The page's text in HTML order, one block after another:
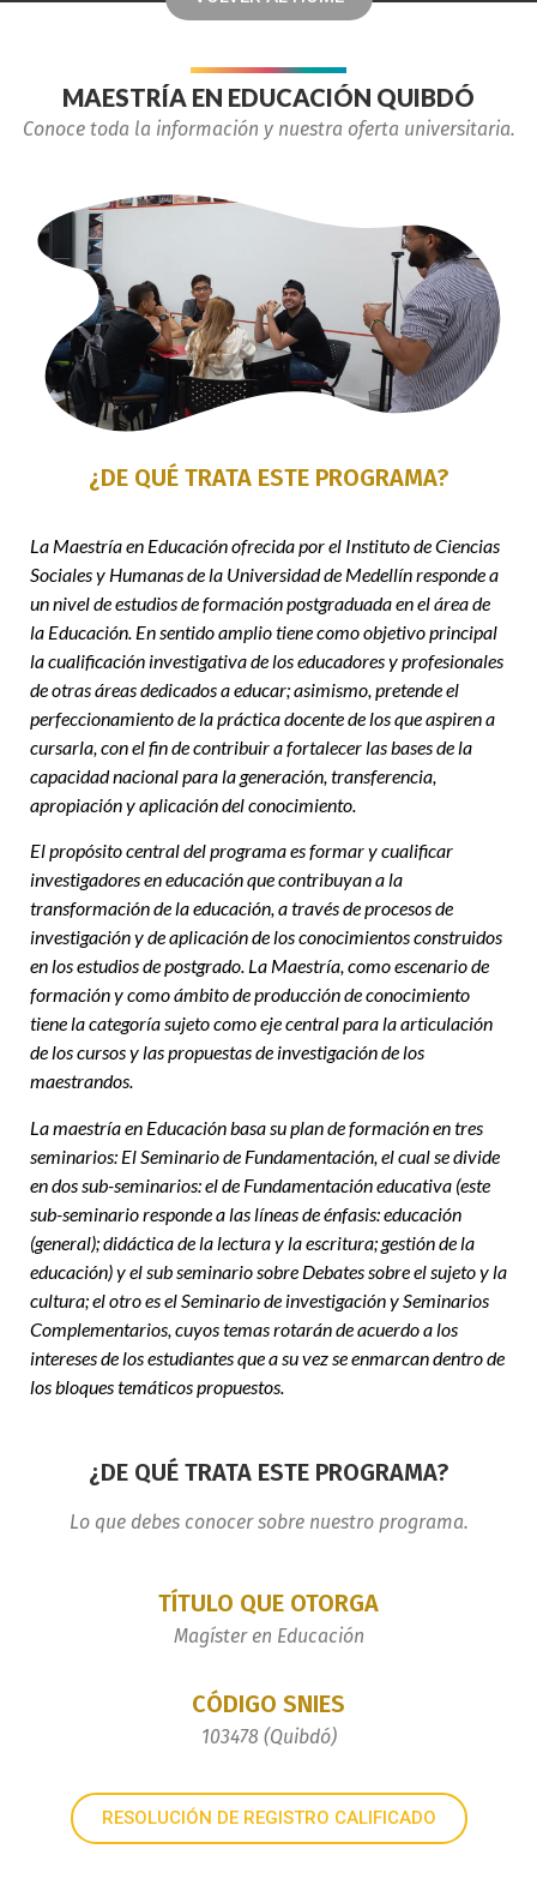
MAESTRÍA EN EDUCACIÓN QUIBDÓ
Conoce toda la información y nuestra oferta universitaria.
¿DE QUÉ TRATA ESTE PROGRAMA?
La Maestría en Educación ofrecida por el Instituto de Ciencias
Sociales y Humanas de la Universidad de Medellín responde a
un nivel de estudios de formación postgraduada en el área de
la Educación. En sentido amplio tiene como objetivo principal
la cualificación investigativa de los educadores y profesionales
de otras áreas dedicados a educar; asimismo, pretende el
perfeccionamiento de la práctica docente de los que aspiren a
cursarla, con el fin de contribuir a fortalecer las bases de la
capacidad nacional para la generación, transferencia,
apropiación y aplicación del conocimiento.
El propósito central del programa es formar y cualificar
investigadores en educación que contribuyan a la
transformación de la educación, a través de procesos de
investigación y de aplicación de los conocimientos construidos
en los estudios de postgrado. La Maestría, como escenario de
formación y como ámbito de producción de conocimiento
tiene la categoría sujeto como eje central para la articulación
de los cursos y las propuestas de investigación de los
maestrandos.
La maestría en Educación basa su plan de formación en tres
seminarios: El Seminario de Fundamentación, el cual se divide
en dos sub-seminarios: el de Fundamentación educativa (este
sub-seminario responde a las líneas de énfasis: educación
(general); didáctica de la lectura y la escritura; gestión de la
educación) y el sub seminario sobre Debates sobre el sujeto y la
cultura; el otro es el Seminario de investigación y Seminarios
Complementarios, cuyos temas rotarán de acuerdo a los
intereses de los estudiantes que a su vez se enmarcan dentro de
los bloques temáticos propuestos.
¿DE QUÉ TRATA ESTE PROGRAMA?
Lo que debes conocer sobre nuestro programa.
TÍTULO QUE OTORGA
Magíster en Educación
CÓDIGO SNIES
103478 (Quibdó)
RESOLUCIÓN DE REGISTRO CALIFICADO